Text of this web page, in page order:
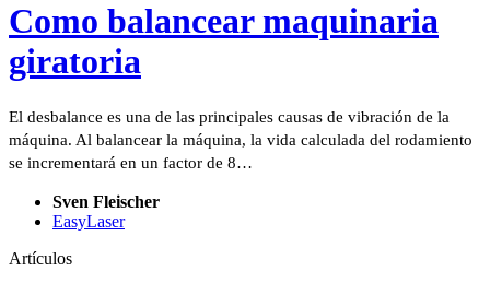
Como balancear maquinaria
giratoria
El desbalance es una de las principales causas de vibración de la
máquina. Al balancear la máquina, la vida calculada del rodamiento
se incrementará en un factor de 8…
Sven Fleischer
EasyLaser
Artículos